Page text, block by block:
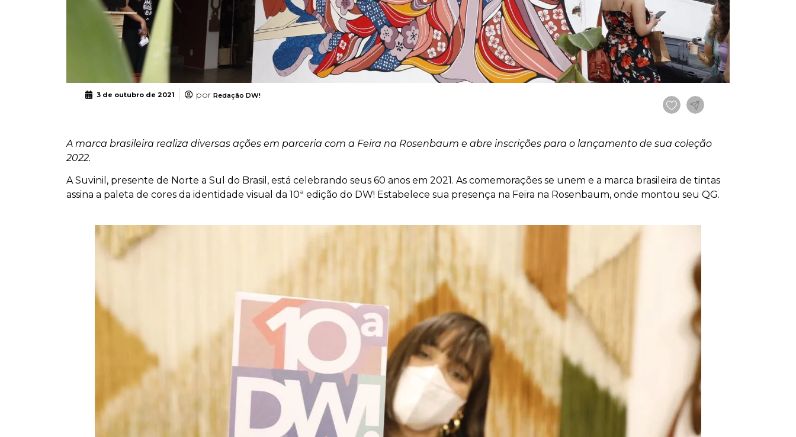
3 de outubro de 2021 porRedação DW!
A marca brasileira realiza diversas ações em parceria com a Feira na Rosenbaum e abre inscrições para o lançamento de sua coleção
2022.
A Suvinil, presente de Norte a Sul do Brasil, está celebrando seus 60 anos em 2021. As comemorações se unem e a marca brasileira de tintas
assina a paleta de cores da identidade visual da 10ª edição do DW! Estabelece sua presença na Feira na Rosenbaum, onde montou seu QG.